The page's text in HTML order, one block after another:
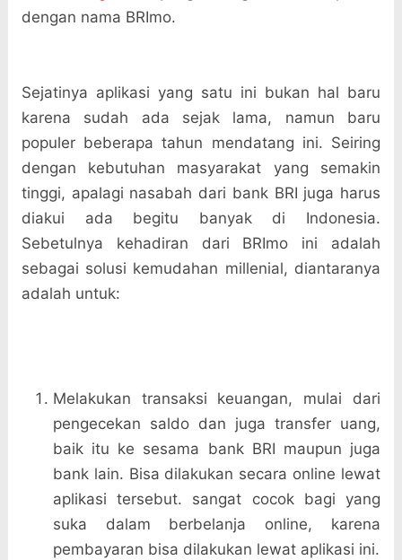
dengan nama BRImo.
Sejatinya aplikasi yang satu ini bukan hal baru
karena sudah ada sejak lama, namun baru
populer beberapa tahun mendatang ini. Seiring
dengan kebutuhan masyarakat yang semakin
tinggi, apalagi nasabah dari bank BRI juga harus
diakui ada begitu banyak di Indonesia.
Sebetulnya kehadiran dari BRImo ini adalah
sebagai solusi kemudahan millenial, diantaranya
adalah untuk:
Melakukan transaksi keuangan, mulai dari
pengecekan saldo dan juga transfer uang,
baik itu ke sesama bank BRI maupun juga
bank lain. Bisa dilakukan secara online lewat
aplikasi tersebut. sangat cocok bagi yang
suka dalam berbelanja online, karena
pembayaran bisa dilakukan lewat aplikasi ini.